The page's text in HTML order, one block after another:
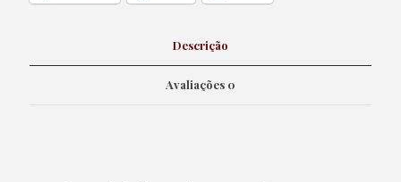
Descrição
Avaliações 0